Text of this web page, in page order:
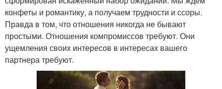
конфеты и романтику, а получаем трудности и ссоры.
Правда в том, что отношения никогда не бывают
простыми. Отношения компромиссов требуют. Они
ущемления своих интересов в интересах вашего
партнера требуют.